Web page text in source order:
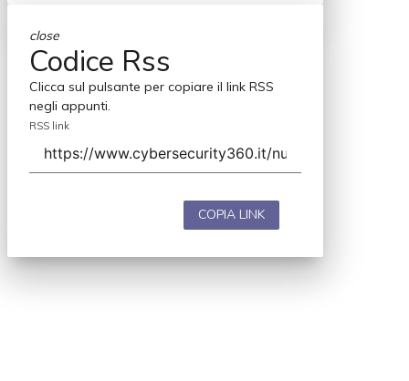
close
Codice Rss
Clicca sul pulsante per copiare il link RSS
negli appunti.
RSS link
COPIA LINK